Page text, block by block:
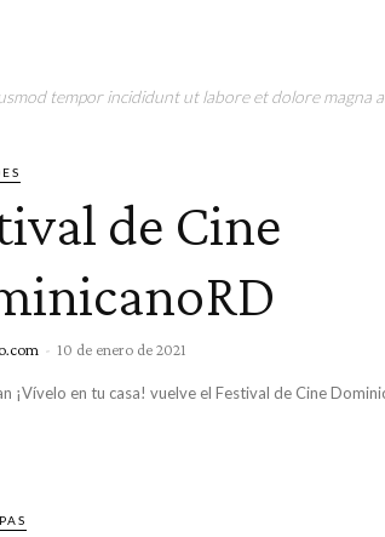
tempor incididunt ut labore et dolore magna
de Cine
- 10 de enero de 2021
¡Vívelo en tu casa! vuelve el Festival de Cine